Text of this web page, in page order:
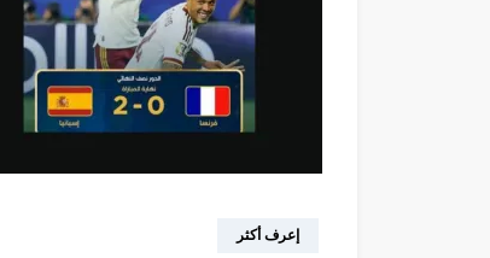
إعرف أكثر